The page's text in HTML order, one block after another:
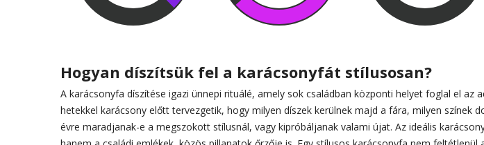
Hogyan díszítsük fel a karácsonyfát stílusosan?
A karácsonyfa díszítése igazi ünnepi rituálé, amely sok családban központi helyet foglal el az
hetekkel karácsony előtt tervezgetik, hogy milyen díszek kerülnek majd a fára, milyen színek
évre maradjanak-e a megszokott stílusnál, vagy kipróbáljanak valami újat. Az ideális